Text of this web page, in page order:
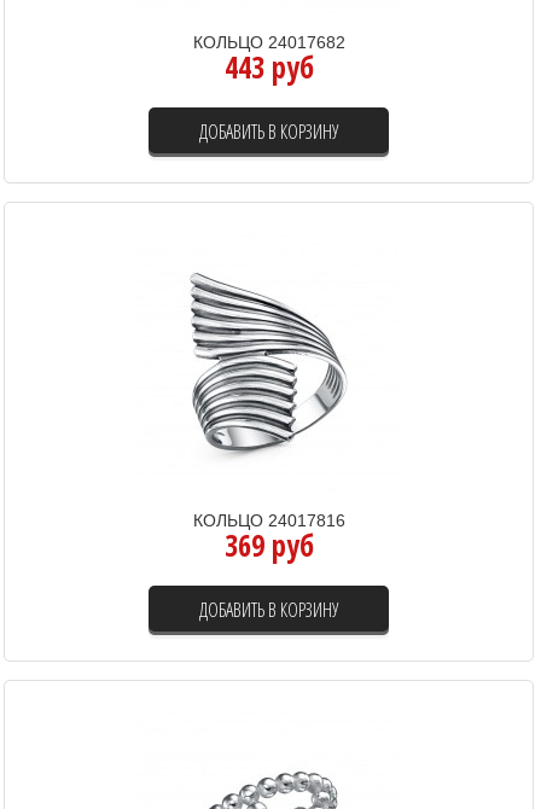
КОЛЬЦО 24017682
443 руб
ДОБАВИТЬ В КОРЗИНУ
КОЛЬЦО 24017816
369 руб
ДОБАВИТЬ В КОРЗИНУ